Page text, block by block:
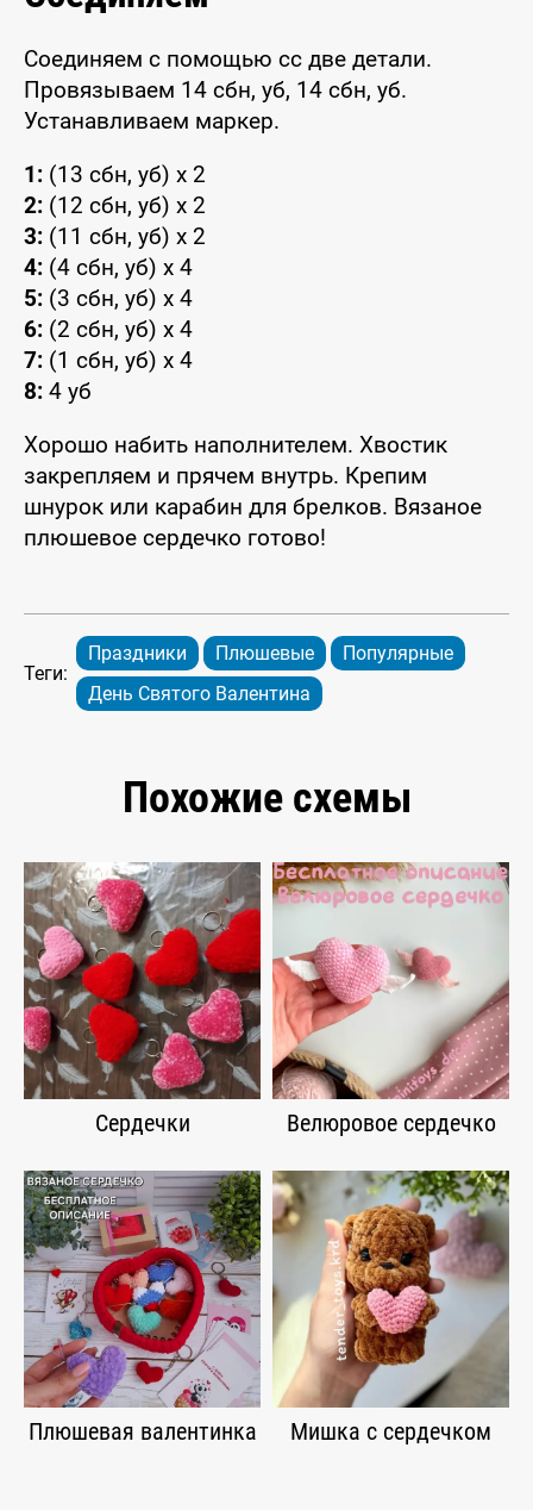
Соединяем с помощью сс две детали.
Провязываем 14 сбн, уб, 14 сбн, уб.
Устанавливаем маркер.
1: (13 сбн, уб) x 2
2: (12 сбн, уб) x 2
3: (11 сбн, уб) x 2
4: (4 сбн, уб) x 4
5: (3 сбн, уб) x 4
6: (2 сбн, уб) x 4
7: (1 сбн, уб) x 4
8: 4 уб
Хорошо набить наполнителем. Хвостик
закрепляем и прячем внутрь. Крепим
шнурок или карабин для брелков. Вязаное
плюшевое сердечко готово!
Теги:
Праздники Плюшевые
Популярные
День Святого Валентина
Похожие схемы
Сердечки Велюровое сердечко
Плюшевая валентинка Мишка с сердечком